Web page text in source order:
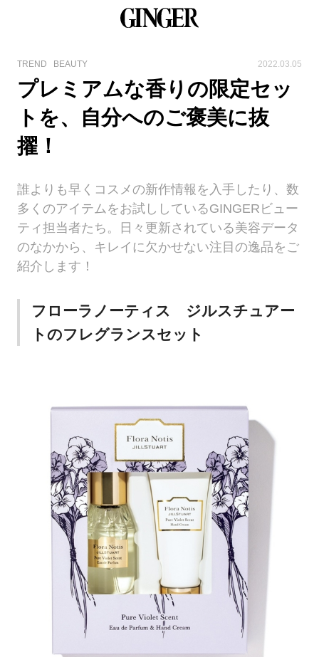
TREND BEAUTY 2022.03.05
プレミアムな香りの限定セッ
トを、自分へのご褒美に抜
擢！
誰よりも早くコスメの新作情報を入手したり、数
多くのアイテムをお試ししているGINGERビュー
ティ担当者たち。日々更新されている美容データ
のなかから、キレイに欠かせない注目の逸品をご
紹介します！
フローラノーティス ジルスチュアー
トのフレグランスセット